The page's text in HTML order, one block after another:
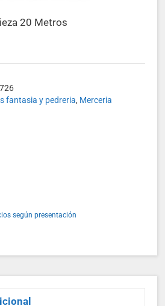
20 Metros
fantasia y pedreria, Merceria
según presentación